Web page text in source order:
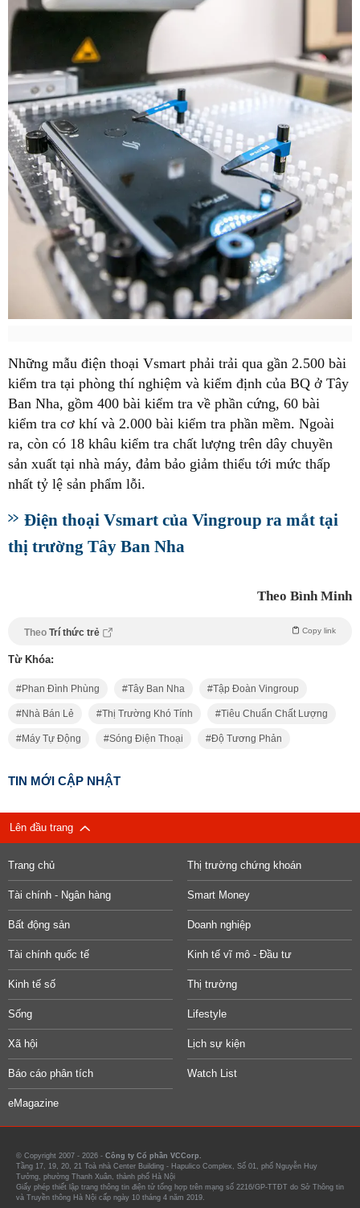
Những mẫu điện thoại Vsmart phải trải qua gần 2.500 bài
kiểm tra tại phòng thí nghiệm và kiểm định của BQ ở Tây
Ban Nha, gồm 400 bài kiểm tra về phần cứng, 60 bài
kiểm tra cơ khí và 2.000 bài kiểm tra phần mềm. Ngoài
ra, còn có 18 khâu kiểm tra chất lượng trên dây chuyền
sản xuất tại nhà máy, đảm bảo giảm thiểu tới mức thấp
nhất tỷ lệ sản phẩm lỗi.
Điện thoại Vsmart của Vingroup ra mắt tại
thị trường Tây Ban Nha
Theo Bình Minh
Theo Trí thức trẻ Copy link
Từ Khóa:
Phan Đình Phùng Tây Ban Nha Tập Đoàn Vingroup
Nhà Bán Lẻ Thị Trường Khó Tính Tiêu Chuẩn Chất Lượng
Máy Tự Động Sóng Điện Thoại Độ Tương Phản
TIN MỚI CẬP NHẬT
Lên đầu trang
Trang chủ Thị trường chứng khoán
Tài chính - Ngân hàng Smart Money
Bất động sản Doanh nghiệp
Tài chính quốc tế Kinh tế vĩ mô - Đầu tư
Kinh tế số Thị trường
Sống Lifestyle
Xã hội Lịch sự kiện
Báo cáo phân tích Watch List
eMagazine
© Copyright 2007 - 2026 - Công ty Cổ phần VCCorp.
Tầng 17, 19, 20, 21 Toà nhà Center Building - Hapulico Complex, Số 01, phố Nguyễn Huy
Tưởng, phường Thanh Xuân, thành phố Hà Nội
Giấy phép thiết lập trang thông tin điện tử tổng hợp trên mạng số 2216/GP-TTĐT do Sở Thông tin
và Truyền thông Hà Nội cấp ngày 10 tháng 4 năm 2019.